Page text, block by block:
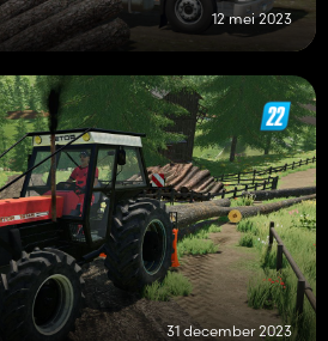
12 mei 2023
31 december 2023